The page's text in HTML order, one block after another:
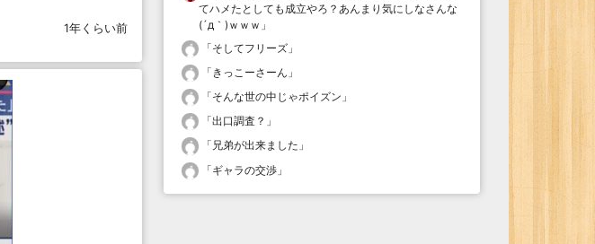
1年くらい前
てハメたとしても成立やろ？あんまり気にしなさんな
(´д｀)ｗｗｗ 」
「そしてフリーズ 」
「 きっこーさーん 」
「そんな世の中じゃポイズン 」
「出口調査？ 」
「 兄弟が出来ました 」
「ギャラの交渉 」